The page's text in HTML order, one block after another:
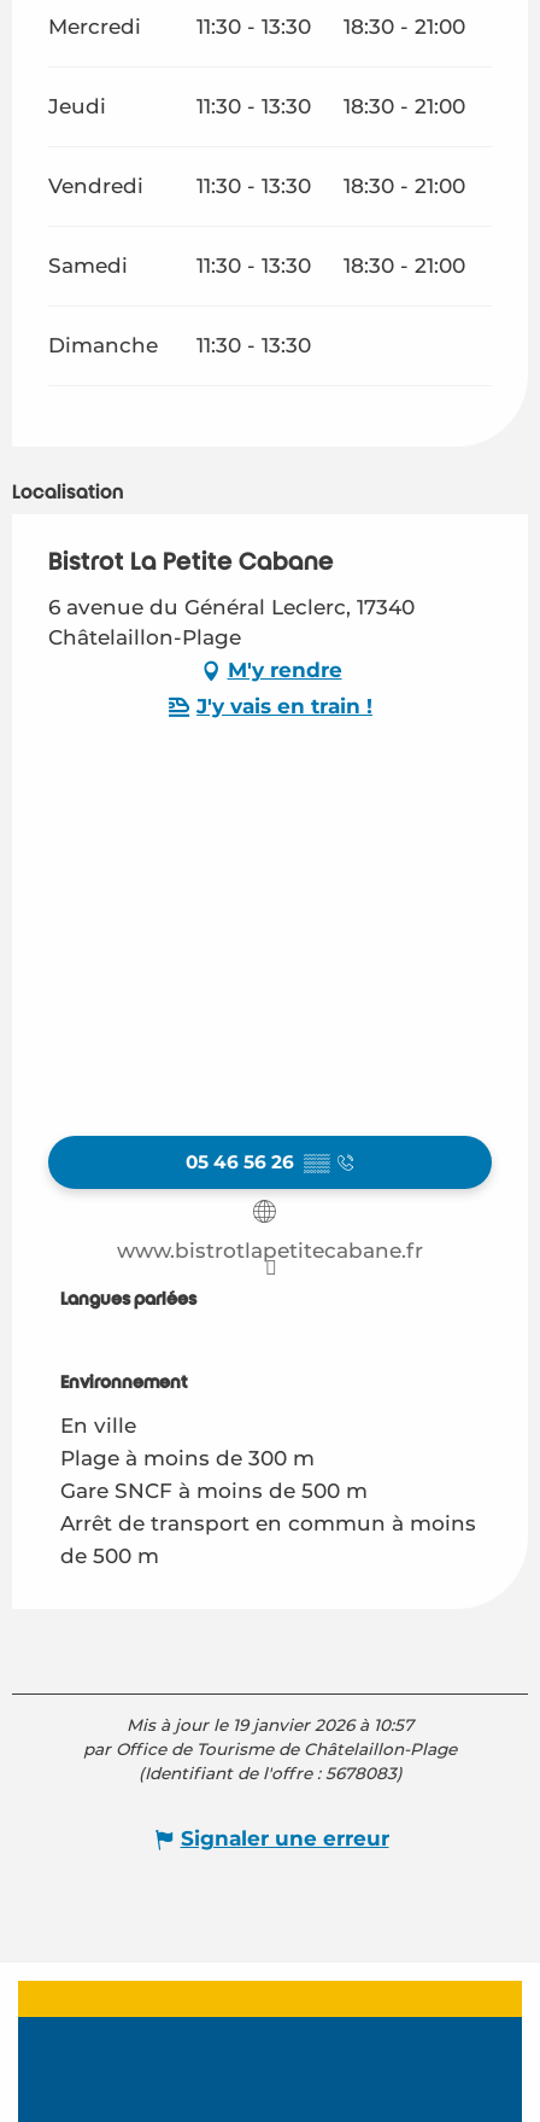
Mercredi 11:30 - 13:30 18:30 - 21:00
Jeudi 11:30 - 13:30 18:30 - 21:00
Vendredi 11:30 - 13:30 18:30 - 21:00
Samedi 11:30 - 13:30 18:30 - 21:00
Dimanche 11:30 - 13:30
Localisation
Bistrot La Petite Cabane
6 avenue du Général Leclerc, 17340
Châtelaillon-Plage
M'y rendre
J'y vais en train !
05 46 56 26 ▒▒
www.bistrotlapetitecabane.fr
Langues parlées
Langues parlées
Environnement
Environnement
En ville
Plage à moins de 300 m
Gare SNCF à moins de 500 m
Arrêt de transport en commun à moins
de 500 m
Mis à jour le 19 janvier 2026 à 10:57
par Office de Tourisme de Châtelaillon-Plage
(Identifiant de l'offre :5678083)
Signaler une erreur